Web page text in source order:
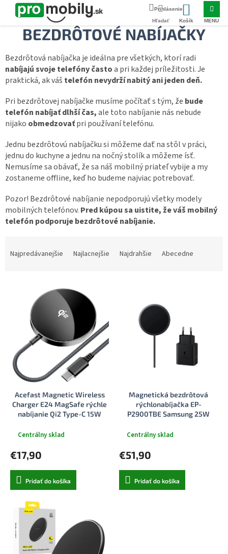
Prejsť
NÁKUPNÝ
KOŠÍK
Domov PRÍSLUŠENSTVO Bezdrôtové nabíjačky
BEZDRÔTOVÉ NABÍJAČKY
Bezdrôtová nabíjačka je ideálna pre všetkých, ktorí radi
nabíjajú svoje telefóny častoa pri každej príležitosti. Je
praktická, ak váš telefón nevydrží nabitý ani jeden deň.
Pri bezdrôtovej nabíjačke musíme počítať s tým, že bude
telefón nabíjať dlhší čas,ale toto nabíjanie nás nebude
nijako obmedzovaťpri používaní telefónu.
Jednu bezdrôtovú nabíjačku si môžeme dať na stôl v práci,
jednu do kuchyne a jednu na nočný stolík a môžeme ísť.
Nemusíme sa obávať, že sa náš mobilný priateľ vybije a my
zostaneme offline, keď ho budeme najviac potrebovať.
Pozor! Bezdrôtové nabíjanie nepodporujú všetky modely
mobilných telefónov. Pred kúpou sa uistite, že váš mobilný
telefón podporuje bezdrôtové nabíjanie.
Najpredávanejšie Najlacnejšie Najdrahšie Abecedne
Acefast Magnetic Wireless
Charger E24 MagSafe rýchle
nabíjanie Qi2 Type-C 15W
kovovo sivá
Centrálny sklad
€17,90
Pridať do košíka
Magnetická bezdrôtová
rýchlonabíjačka EP-
P2900TBE Samsung 25W
Centrálny sklad
€51,90
Pridať do košíka